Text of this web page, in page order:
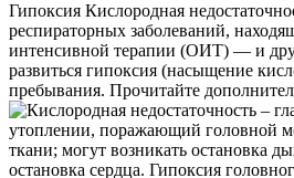
Гипоксия Кислородная
респираторных заболеваний,
интенсивной терапии (ОИТ) — и
развиться гипоксия (насыщение
пребывания. Прочитайте
–
утоплении, поражающий головной
ткани; могут возникать остановка
остановка сердца. Гипоксия